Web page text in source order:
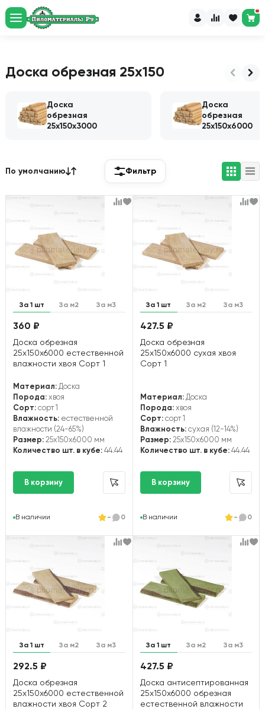
Рассчитайте пиломатериалы
и доставку за 60 секунд
Доска обрезная 25х150
Доска
обрезная
25х150х3000
Доска
обрезная
25х150х6000
По умолчанию Фильтр
За 1 шт За м2 За м3
360 ₽
Доска обрезная
25х150х6000 естественной
влажности хвоя Сорт 1
Материал: Доска
Порода: хвоя
Сорт: сорт 1
Влажность: естественной
влажности (24-65%)
Размер: 25x150x6000 мм
Количество шт. в кубе: 44.44
В наличии - 0
За 1 шт За м2 За м3
427.5 ₽
Доска обрезная
25х150х6000 сухая хвоя
Сорт 1
Материал:Доска
Порода:хвоя
Сорт:сорт 1
Влажность:сухая (12-14%)
Размер:25x150x6000 мм
Количество шт. в кубе:44.44
В наличии - 0
За 1 шт За м2 За м3
292.5 ₽
Доска обрезная
25х150х6000 естественной
влажности хвоя Сорт 2
За 1 шт За м2 За м3
427.5 ₽
Доска антисептированная
25х150х6000 обрезная
естественной влажности